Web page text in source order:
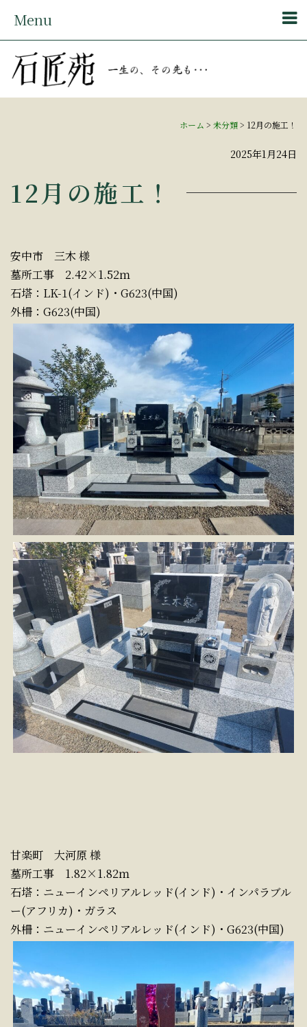
Menu
ホーム > 未分類> 12月の施工！
2025年1月24日
12月の施工！
安中市 三木 様
墓所工事 2.42×1.52ｍ
石塔：LK-1(インド)・G623(中国)
外柵：G623(中国)
甘楽町 大河原 様
墓所工事 1.82×1.82ｍ
石塔：ニューインペリアルレッド(インド)・インパラブル
ー(アフリカ)・ガラス
外柵：ニューインペリアルレッド(インド)・G623(中国)